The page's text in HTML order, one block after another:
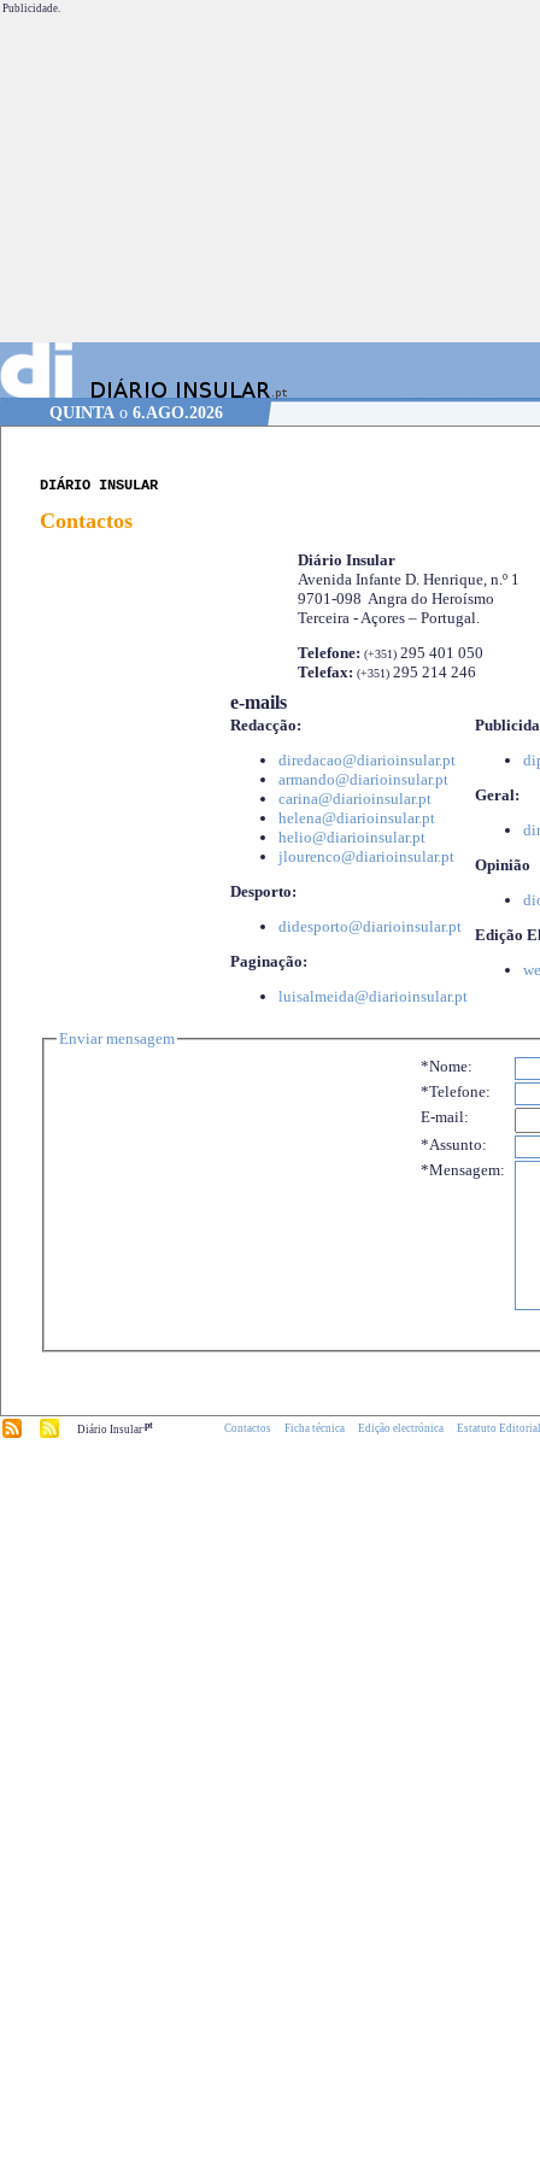
Publicidade.
QUINTAo 6.AGO.2026
DIÁRIO INSULAR
Contactos
Diário Insular
Avenida Infante D. Henrique, n.º 1
9701-098 Angra do Heroísmo
Terceira - Açores – Portugal.
Telefone: (+351) 295 401 050
Telefax: (+351) 295 214 246
e-mails
Redacção:
diredacao@diarioinsular.pt
armando@diarioinsular.pt
carina@diarioinsular.pt
helena@diarioinsular.pt
helio@diarioinsular.pt
jlourenco@diarioinsular.pt
Desporto:
didesporto@diarioinsular.pt
Paginação:
luisalmeida@diarioinsular.pt
Geral:
Opinião
Edição
Enviar mensagem
*Nome:
*Telefone:
E-mail:
*Assunto:
*Mensagem:
Diário Insular.pt Contactos Ficha técnica Edição electrónica Estatuto Editorial